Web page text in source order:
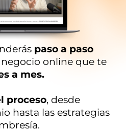
paso a paso
online que te
a mes.
proceso, desde
hasta las estrategias